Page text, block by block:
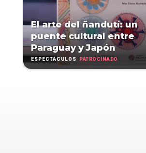
El arte del ñandutí: un
puente cultural entre
Paraguay y Japón
ESPECTÁCULOS PATROCINADO